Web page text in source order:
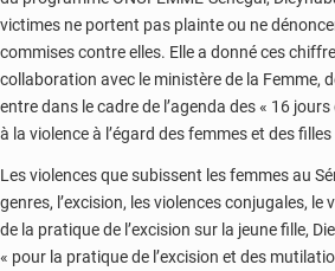
victimes ne portent pas plainte ou ne
commises contre elles. Elle a donné ces
collaboration avec le ministère de la Femme,
entre dans le cadre de l’agenda des « 16
à la violence à l’égard des femmes et des filles
Les violences que subissent les femmes au
genres, l’excision, les violences conjugales, le
de la pratique de l’excision sur la jeune fille,
« pour la pratique de l’excision et des